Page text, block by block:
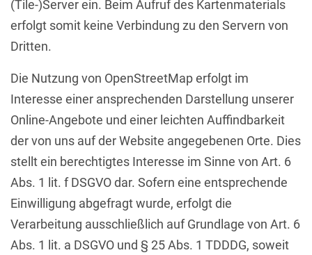
(Tile-)Server ein. Beim Aufruf des Kartenmaterials
erfolgt somit keine Verbindung zu den Servern von
Dritten.
Die Nutzung von OpenStreetMap erfolgt im
Interesse einer ansprechenden Darstellung unserer
Online-Angebote und einer leichten Auffindbarkeit
der von uns auf der Website angegebenen Orte. Dies
stellt ein berechtigtes Interesse im Sinne von Art. 6
Abs. 1 lit. f DSGVO dar. Sofern eine entsprechende
Einwilligung abgefragt wurde, erfolgt die
Verarbeitung ausschließlich auf Grundlage von Art. 6
Abs. 1 lit. a DSGVO und § 25 Abs. 1 TDDDG, soweit